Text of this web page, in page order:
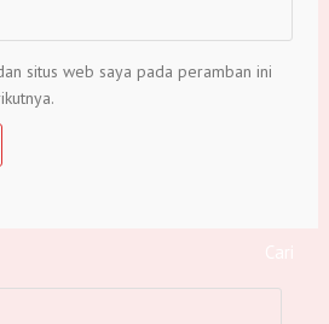
situs web saya pada peramban ini